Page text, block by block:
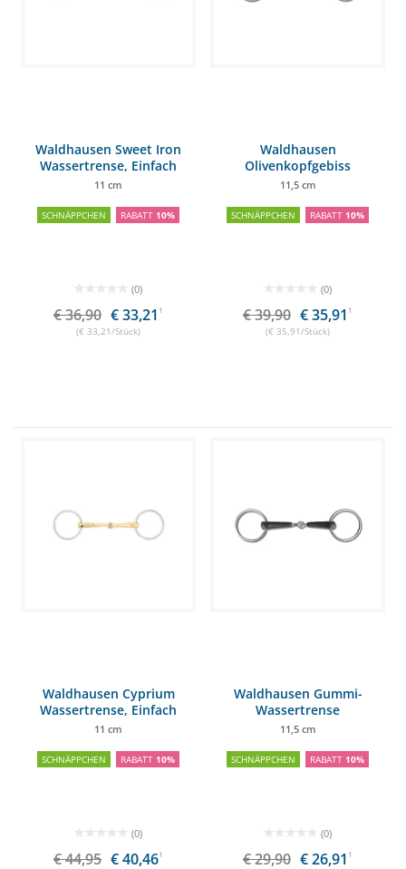
Waldhausen Sweet Iron
Wassertrense, Einfach
gebrochen
11 cm
SCHNÄPPCHEN RABATT 10%
(0)
€ 36,90 € 33,21 1
(€ 33,21/Stück)
Waldhausen
Olivenkopfgebiss
anatomisch, Einfach
11,5 cm
SCHNÄPPCHEN RABATT 10%
(0)
€ 39,90 € 35,91 1
(€ 35,91/Stück)
Waldhausen Cyprium
Wassertrense, Einfach
gebrochen
11 cm
SCHNÄPPCHEN RABATT 10%
(0)
€ 44,95 € 40,461
Waldhausen Gummi-
Wassertrense
11,5 cm
SCHNÄPPCHEN RABATT 10%
(0)
€ 29,90 € 26,91 1